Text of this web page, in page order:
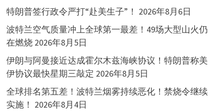
特朗普签行政令严打“赴美生子”！ 2026年8月6日
波特兰空气质量冲上全球第一最差！49场大型山火仍
在燃烧 2026年8月5日
伊朗与阿曼接近达成霍尔木兹海峡协议！特朗普称美
伊协议最快星期三敲定 2026年8月5日
全球排名第五差！波特兰烟雾持续恶化！禁烧令继续
实施！ 2026年8月4日